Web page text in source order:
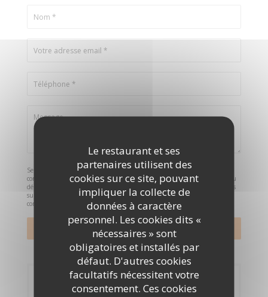
Le restaurant et ses
partenaires utilisent des
cookies sur ce site, pouvant
impliquer la collecte de
données à caractère
personnel. Les cookies dits «
nécessaires » sont
obligatoires et installés par
défaut. D'autres cookies
facultatifs nécessitent votre
consentement. Ces cookies
Selon l'article L.223-2 du code de la consommation, il est rappelé que le
consommateur peut user de son droit à s'inscrire sur la liste d'opposition au
démarchage téléphonique Bloctel :
bloctel.gouv.fr
. Pour plus d'informations
sur le traitement de vos données, consultez notrepolitique de
confidentialité
Réservation